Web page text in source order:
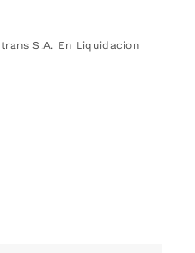
S.A. En Liquidacion